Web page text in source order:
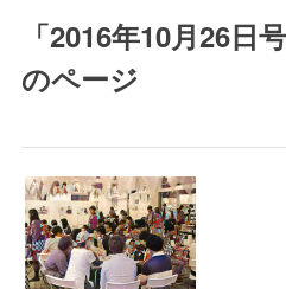
「2016年10月26日
のページ